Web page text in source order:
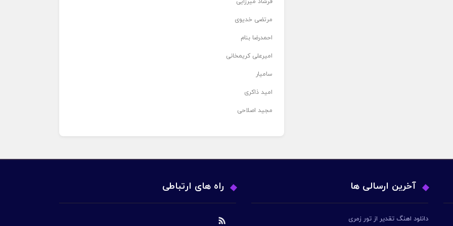
مرتضی خدیوی
احمدرضا بنام
امیرعلی کریمخانی
سامیار
امید ذاکری
مجید اصلاحی
آخرین ارسالی ها
دانلود اهنگ تقدیر از تور زمری
راه های ارتباطی